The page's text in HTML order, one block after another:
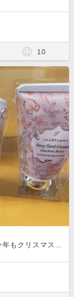
10